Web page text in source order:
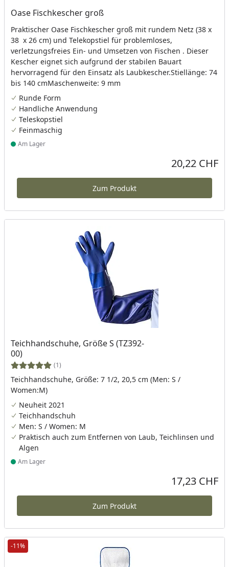
Oase Fischkescher groß
Praktischer Oase Fischkescher groß mit rundem Netz (38 x
38 x 26 cm) und Telekopstiel für problemloses,
verletzungsfreies Ein- und Umsetzen von Fischen . Dieser
Kescher eignet sich aufgrund der stabilen Bauart
hervorragend für den Einsatz als Laubkescher.Stiellänge: 74
bis 140 cmMaschenweite: 9 mm
Runde Form
Handliche Anwendung
Teleskopstiel
Feinmaschig
Produkt am Lager
Am Lager
Aktueller Preis
20,22 CHF
Zum Produkt
Teichhandschuhe, Größe S (TZ392-
00)
(1)
Teichhandschuhe, Größe: 7 1/2, 20,5 cm (Men: S /
Women:M)
Neuheit 2021
Teichhandschuh
Men: S / Women: M
Praktisch auch zum Entfernen von Laub, Teichlinsen und
Algen
Produkt am Lager
Am Lager
Aktueller Preis
17,23 CHF
Zum Produkt
-11%